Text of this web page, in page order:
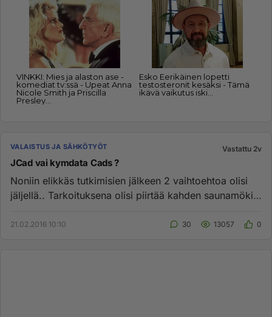
VALAISTUS JA SÄHKÖTYÖT Vastattu 2v
JCad vai kymdata Cads ?
Noniin elikkäs tutkimisien jälkeen 2 vaihtoehtoa olisi
jäljellä.. Tarkoituksena olisi piirtää kahden saunamökin
21.02.2016 10:10 30 13057 0